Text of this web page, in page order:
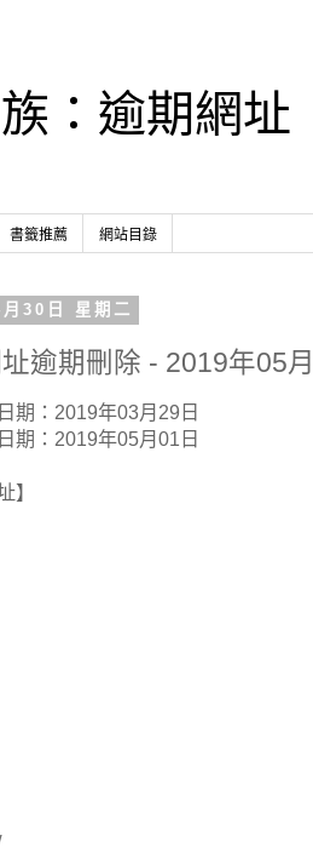
族：逾期網址
書籤推薦 網站目錄
30日 星期二
逾期刪除 - 2019年05
期：2019年03月29日
期：2019年05月01日
】